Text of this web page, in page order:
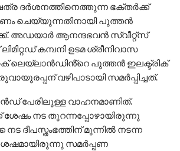
ദർശനത്തിനെത്തുന്ന ഭക്തർക്ക്
ചെയ്യുന്നതിനായി പുത്തൻ
അഡയാർ ആനന്ദഭവൻ സ്വീറ്റ്സ്
കമ്പനി ഉടമ ശ്രീനിവാസ
ലെയ്ലാൻഡിൻ്റെ പുത്തൻ ഇലക്ട്രിക്
വഴിപാടായി സമർപ്പിച്ചത്.
പേരിലുള്ള വാഹനമാണിത്.
നട തുറന്നപ്പോഴായിരുന്നു
നട ദീപസ്തംഭത്തിന് മുന്നിൽ നടന്ന
സമർപ്പണ